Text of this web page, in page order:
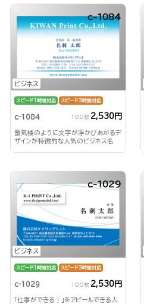
ビジネス
c-1084
スピード1時間対応 スピード3時間対応
c-1084 100枚 2,530円
蜃気楼のように文字が浮かびあがるデ
ザインが特徴的な人気のビジネス名
ビジネス
c-1029
スピード1時間対応 スピード3時間対応
c-1029 100枚 2,530円
「仕事ができる！」をアピールできる人